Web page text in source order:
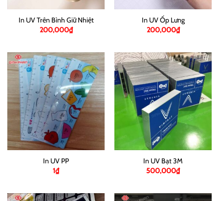
In UV Trên Bình Giữ Nhiệt
200,000₫
In UV Ốp Lưng
200,000₫
In UV PP
1₫
In UV Bạt 3M
500,000₫